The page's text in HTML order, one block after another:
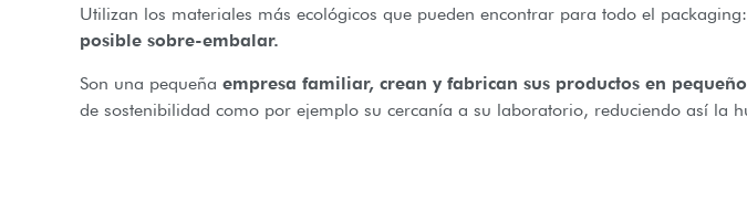
Utilizan los materiales más ecológicos que pueden encontrar para todo el
posible sobre-embalar.
Son una pequeña empresa familiar, crean y fabrican sus productos en
de sostenibilidad como por ejemplo su cercanía a su laboratorio, reduciendo así la